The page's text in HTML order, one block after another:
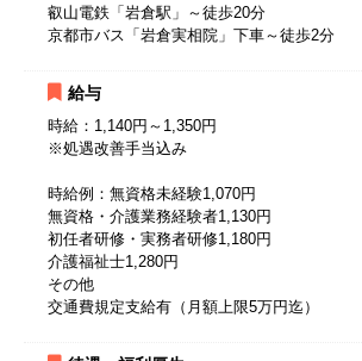
叡山電鉄「岩倉駅」～徒歩20分
京都市バス「岩倉実相院」下車～徒歩2分
給与
時給：1,140円～1,350円
※処遇改善手当込み
時給例：無資格未経験1,070円
無資格・介護業務経験者1,130円
初任者研修・実務者研修1,180円
介護福祉士1,280円
その他
交通費規定支給有（月額上限5万円迄）